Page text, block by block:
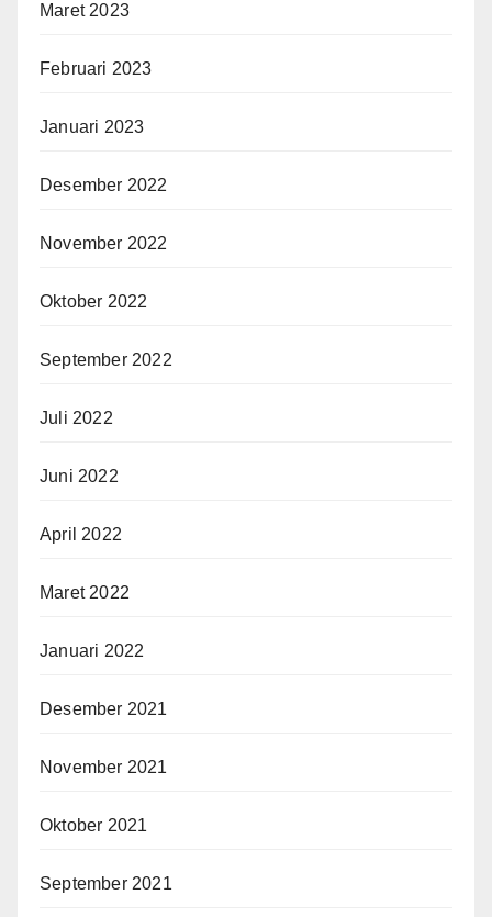
Maret 2023
Februari 2023
Januari 2023
Desember 2022
November 2022
Oktober 2022
September 2022
Juli 2022
Juni 2022
April 2022
Maret 2022
Januari 2022
Desember 2021
November 2021
Oktober 2021
September 2021